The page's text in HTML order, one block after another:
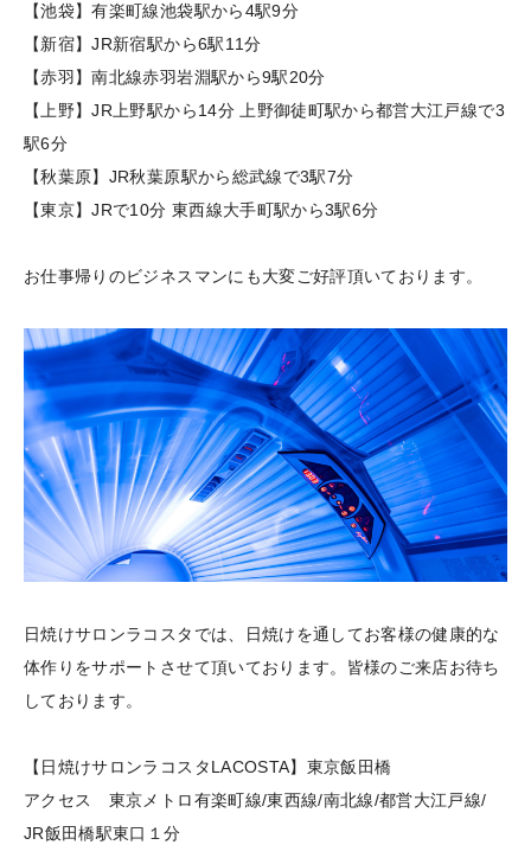
【池袋】有楽町線池袋駅から4駅9分
【新宿】JR新宿駅から6駅11分
【赤羽】南北線赤羽岩淵駅から9駅20分
【上野】JR上野駅から14分 上野御徒町駅から都営大江戸線で3
駅6分
【秋葉原】JR秋葉原駅から総武線で3駅7分
【東京】JRで10分 東西線大手町駅から3駅6分
お仕事帰りのビジネスマンにも大変ご好評頂いております。
日焼けサロンラコスタでは、日焼けを通してお客様の健康的な
体作りをサポートさせて頂いております。皆様のご来店お待ち
しております。
【日焼けサロンラコスタLACOSTA】東京飯田橋
アクセス 東京メトロ有楽町線/東西線/南北線/都営大江戸線/
JR飯田橋駅東口１分